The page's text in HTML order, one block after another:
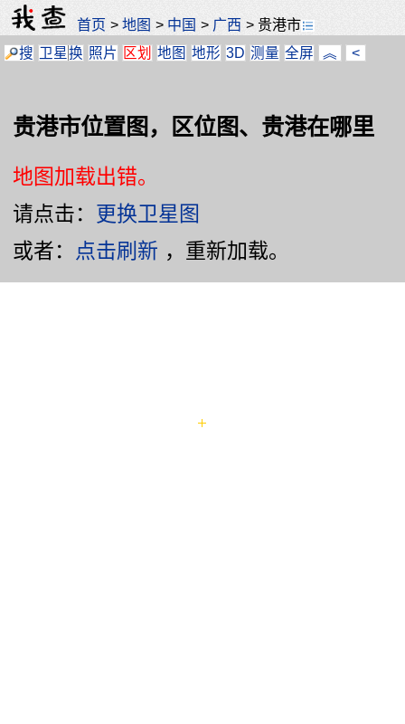
首页 >地图 > 中国 > 广西 >贵港市
搜 卫星换 照片 区划 地图 地形 3D 测量 全屏 ︽ <
贵港市位置图，区位图、贵港在哪里
地图加载出错。
请点击： 更换卫星图
或者： 点击刷新 ，重新加载。